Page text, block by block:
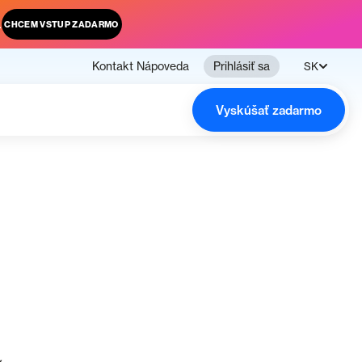
CHCEM VSTUP ZADARMO
Kontakt Nápoveda Prihlásiť sa SK
Vyskúšať zadarmo